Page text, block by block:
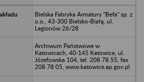
Bielska Fabryka Armatury "Befa" sp. z
o.o., 43-300 Bielsko-Białą, ul.
Legionów 26/28
Archiwum Państwowe w
Katowicach, 40-145 Katowice, ul.
Józefowska 104, tel. 208 78 55, fax
208 78 05, www.katowice.ap.gov.pl